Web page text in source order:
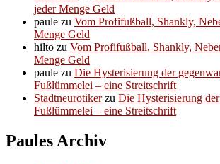
jeder Menge Geld
paule zu Vom Profifußball, Shankly,
Menge Geld
hilto zu Vom Profifußball, Shankly,
Menge Geld
paule zu Die Hysterisierung der
Fußlümmelei – eine Streitschrift
Stadtneurotikerzu Die Hysterisierung
Fußlümmelei – eine Streitschrift
Paules Archiv